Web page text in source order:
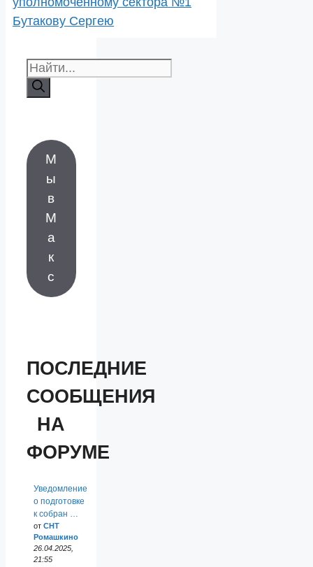
Бутакову Сергею
Поиск:
М
ы
в
М
а
к
с
ПОСЛЕДНИЕ
СООБЩЕНИЯ
НА
ФОРУМЕ
Уведомление
о подготовке
к собран …
от СНТ
Ромашкино
26.04.2025,
21:55